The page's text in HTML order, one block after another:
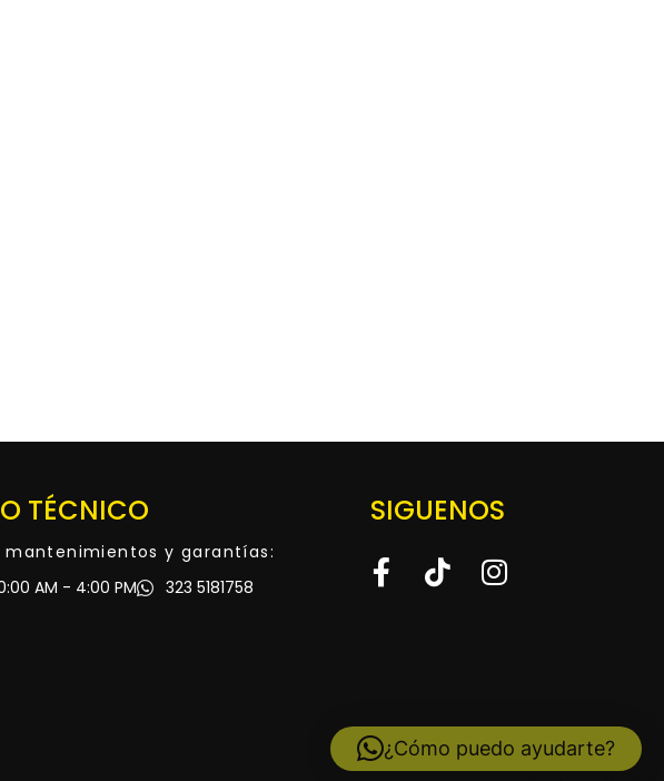
TÉCNICO
mantenimientos y garantías:
AM - 4:00 PM
323 5181758
SIGUENOS
¿Cómo puedo ayudarte?